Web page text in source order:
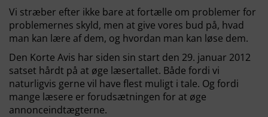
Vi stræber efter ikke bare at fortælle om problemer for
problemernes skyld, men at give vores bud på, hvad
man kan lære af dem, og hvordan man kan løse dem.
Den Korte Avis har siden sin start den 29. januar 2012
satset hårdt på at øge læsertallet. Både fordi vi
naturligvis gerne vil have flest muligt i tale. Og fordi
mange læsere er forudsætningen for at øge
annonceindtægterne.